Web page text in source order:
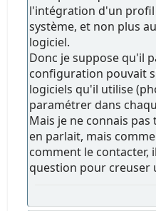
l'intégration d'un profil
système, et non plus
logiciel.
Donc je suppose qu'il
configuration pouvait
logiciels qu'il utilise
paramétrer dans
Mais je ne connais
en parlait, mais
comment le contacter,
question pour creuser